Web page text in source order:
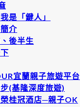
是「鍵人」
介
後半生
宜蘭親子旅遊平台
(基隆深度旅遊)
桂冠酒店─親子OK